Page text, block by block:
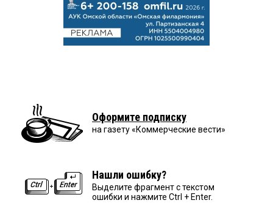
Оформите подписку
на газету «Коммерческие вести»
Нашли ошибку?
Выделите фрагмент с текстом
ошибки и нажмите Ctrl + Enter.